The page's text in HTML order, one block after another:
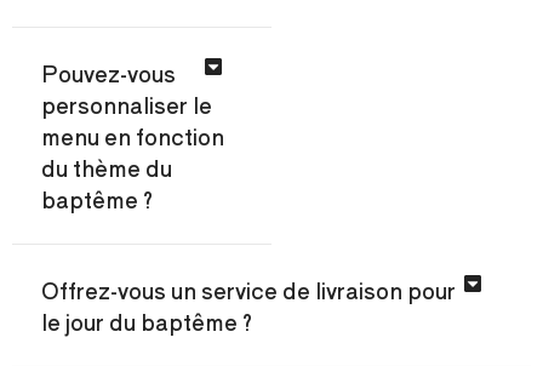
Pouvez-vous
personnaliser le
menu en fonction
du thème du
baptême ?
Offrez-vous un service de livraison pour
le jour du baptême ?